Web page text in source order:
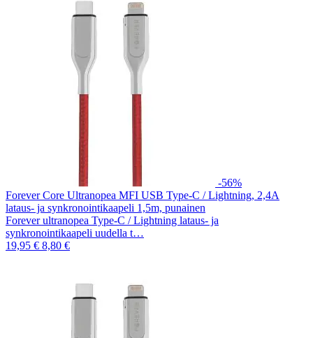
-56%
Forever Core Ultranopea MFI USB Type-C / Lightning, 2,4A
lataus- ja synkronointikaapeli 1,5m, punainen
Forever ultranopea Type-C / Lightning lataus- ja
synkronointikaapeli uudella t…
19,95 € 8,80 €